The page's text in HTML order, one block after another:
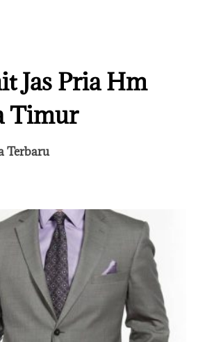
Jas Pria Hm
Timur
Terbaru